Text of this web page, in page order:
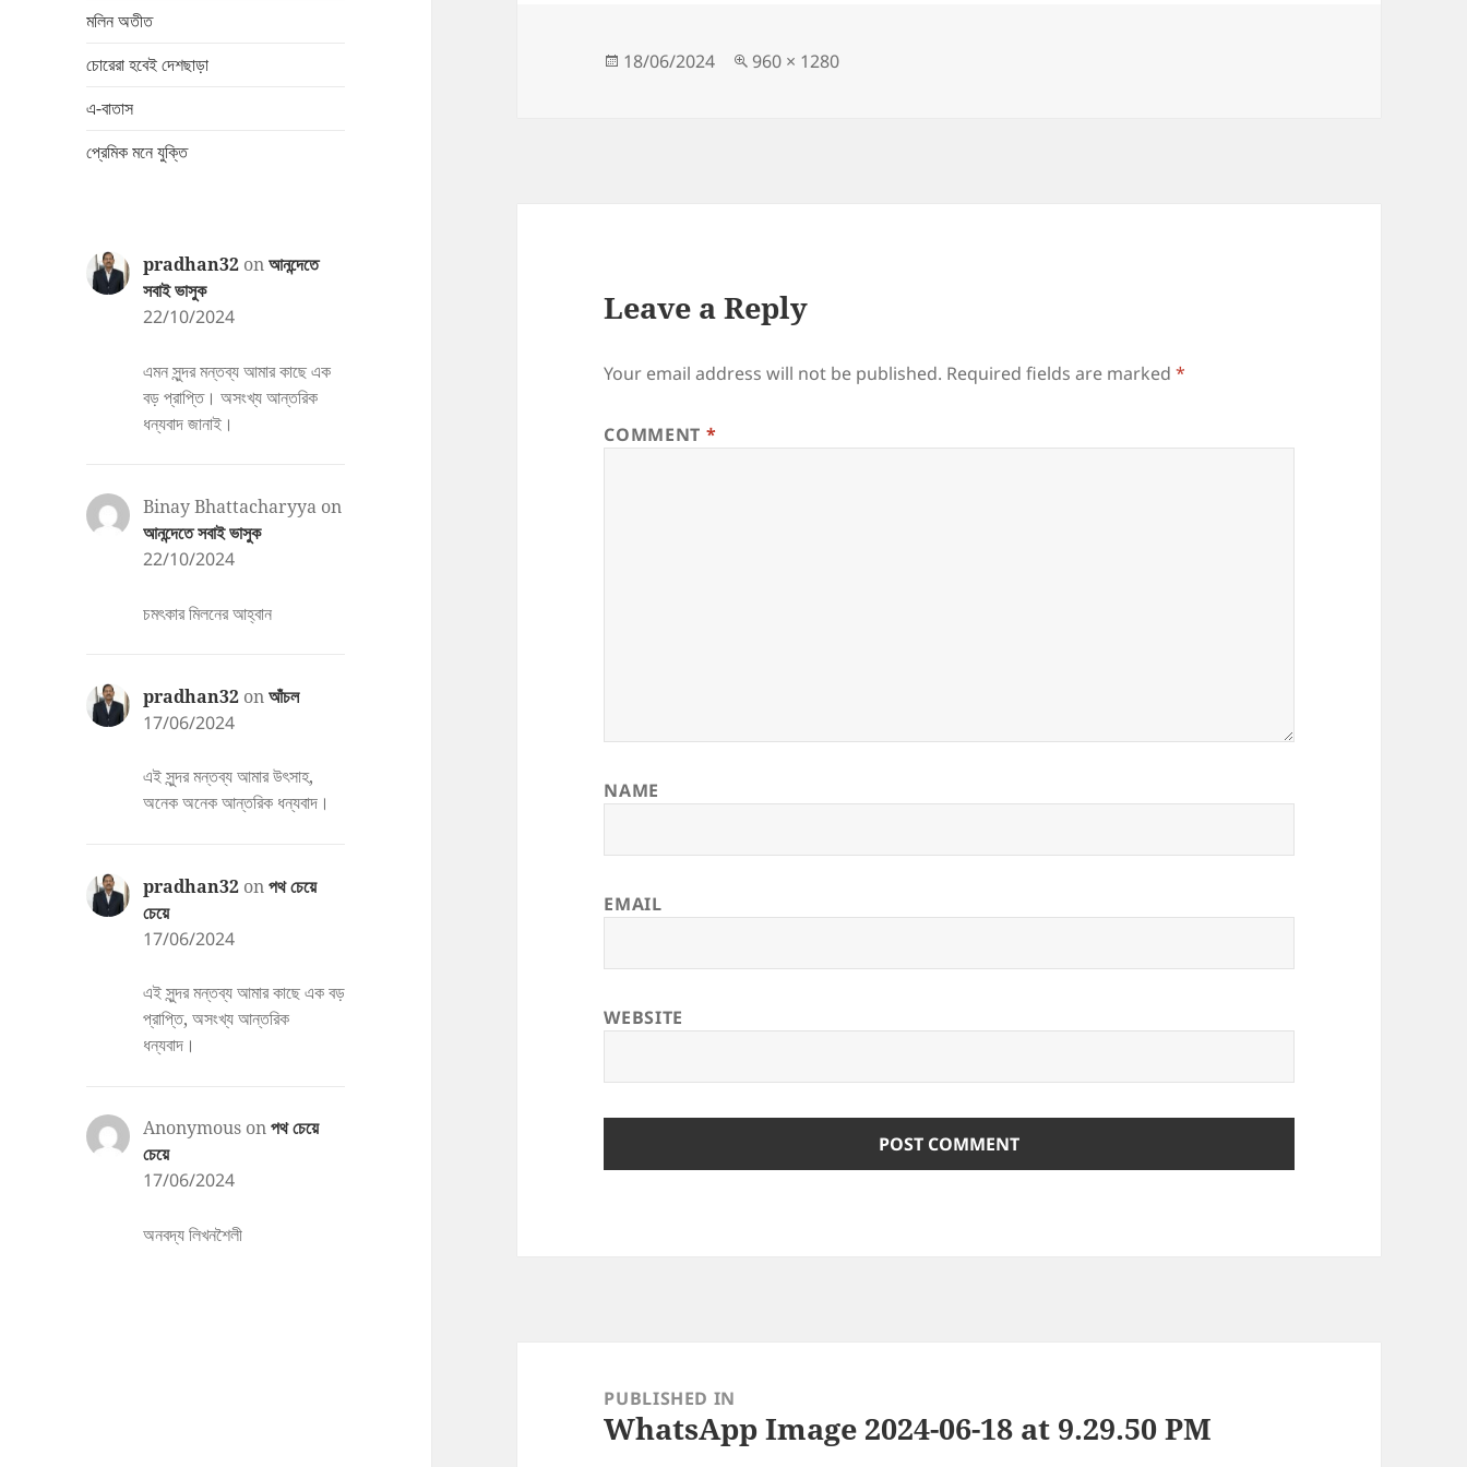
মলিন অতীত
চোরেরা হবেই দেশছাড়া
এ-বাতাস
প্রেমিক মনে যুক্তি
pradhan32 onআনন্দেতে
সবাই ভাসুক
22/10/2024
এমন সুন্দর মন্তব্য আমার কাছে এক
বড় প্রাপ্তি। অসংখ্য আন্তরিক
ধন্যবাদ জানাই।
Binay Bhattacharyya on
আনন্দেতে সবাই ভাসুক
22/10/2024
চমৎকার মিলনের আহ্বান
pradhan32 onআঁচল
17/06/2024
এই সুন্দর মন্তব্য আমার উৎসাহ,
অনেক অনেক আন্তরিক ধন্যবাদ।
pradhan32 onপথ চেয়ে
চেয়ে
17/06/2024
এই সুন্দর মন্তব্য আমার কাছে এক বড়
প্রাপ্তি, অসংখ্য আন্তরিক
ধন্যবাদ।
Anonymous onপথ চেয়ে
চেয়ে
17/06/2024
অনবদ্য লিখনশৈলী
o n
Posted
18/06/2024
Full
960 × 1280
Leave a Reply
Your email address will not be published. Required fields are marked*
COMMENT *
NAME
EMAIL
WEBSITE
navigationPUBLISHED IN
WhatsApp Image 2024-06-18 at 9.29.50 PM